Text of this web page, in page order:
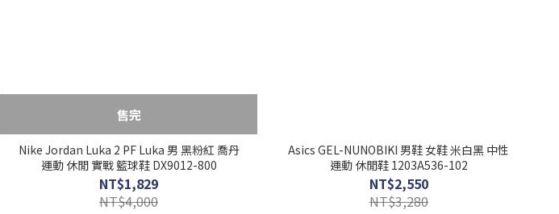
售完
Nike Jordan Luka 2 PF Luka 男 黑粉紅 喬丹
運動 休閒 實戰 籃球鞋 DX9012-800
NT$1,829
NT$4,000
Asics GEL-NUNOBIKI 男鞋 女鞋 米白黑 中性
運動 休閒鞋 1203A536-102
NT$2,550
NT$3,280